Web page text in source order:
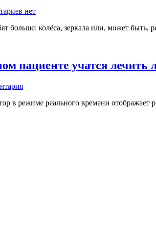
нет
больше: колёса, зеркала или, может быть,
пациенте учатся лечить
в режиме реального времени отображает